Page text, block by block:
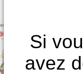
Si
avez